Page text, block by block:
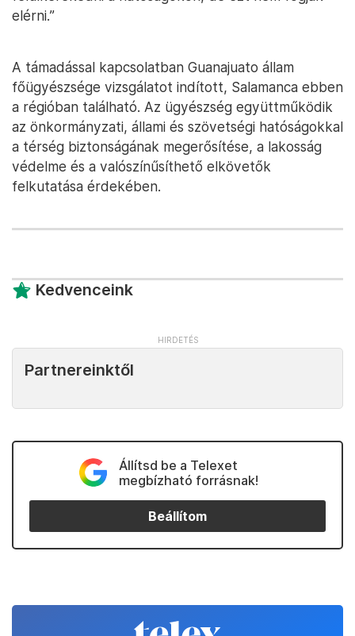
elérni.”
A támadással kapcsolatban Guanajuato állam
főügyészsége vizsgálatot indított, Salamanca ebben
a régióban található. Az ügyészség együttműködik
az önkormányzati, állami és szövetségi hatóságokkal
a térség biztonságának megerősítése, a lakosság
védelme és a valószínűsíthető elkövetők
felkutatása érdekében.
Kedvenceink
Partnereinktől
Állítsd be a Telexet
megbízható forrásnak!
Beállítom